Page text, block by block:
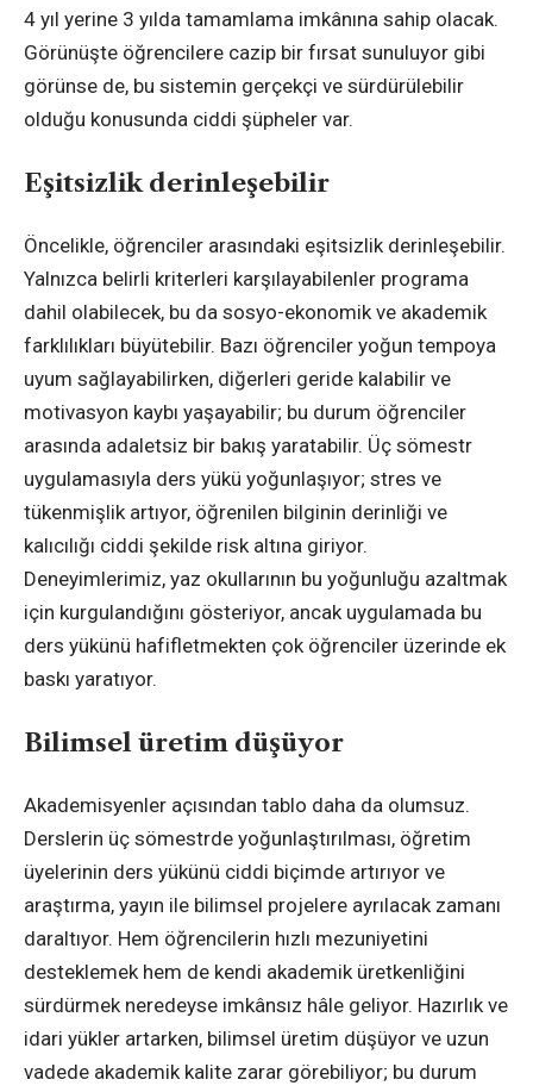
4 yıl yerine 3 yılda tamamlama imkânına sahip olacak.
Görünüşte öğrencilere cazip bir fırsat sunuluyor gibi
görünse de, bu sistemin gerçekçi ve sürdürülebilir
olduğu konusunda ciddi şüpheler var.
Eşitsizlik derinleşebilir
Öncelikle, öğrenciler arasındaki eşitsizlik derinleşebilir.
Yalnızca belirli kriterleri karşılayabilenler programa
dahil olabilecek, bu da sosyo-ekonomik ve akademik
farklılıkları büyütebilir. Bazı öğrenciler yoğun tempoya
uyum sağlayabilirken, diğerleri geride kalabilir ve
motivasyon kaybı yaşayabilir; bu durum öğrenciler
arasında adaletsiz bir bakış yaratabilir. Üç sömestr
uygulamasıyla ders yükü yoğunlaşıyor; stres ve
tükenmişlik artıyor, öğrenilen bilginin derinliği ve
kalıcılığı ciddi şekilde risk altına giriyor.
Deneyimlerimiz, yaz okullarının bu yoğunluğu azaltmak
için kurgulandığını gösteriyor, ancak uygulamada bu
ders yükünü hafifletmekten çok öğrenciler üzerinde ek
baskı yaratıyor.
Bilimsel üretim düşüyor
Akademisyenler açısından tablo daha da olumsuz.
Derslerin üç sömestrde yoğunlaştırılması, öğretim
üyelerinin ders yükünü ciddi biçimde artırıyor ve
araştırma, yayın ile bilimsel projelere ayrılacak zamanı
daraltıyor. Hem öğrencilerin hızlı mezuniyetini
desteklemek hem de kendi akademik üretkenliğini
sürdürmek neredeyse imkânsız hâle geliyor. Hazırlık ve
idari yükler artarken, bilimsel üretim düşüyor ve uzun
vadede akademik kalite zarar görebiliyor; bu durum